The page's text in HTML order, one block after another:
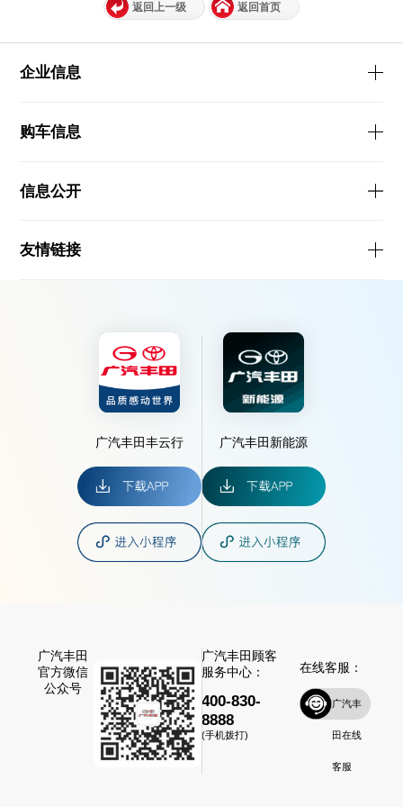
返回上一级 返回首页
企业信息
购车信息
信息公开
友情链接
广汽丰田丰云行 广汽丰田新能源
广汽丰田
官方微信
公众号
广汽丰田顾客
服务中心：
400-830-
8888
(手机拨打)
在线客服：
广汽丰
田在线
客服